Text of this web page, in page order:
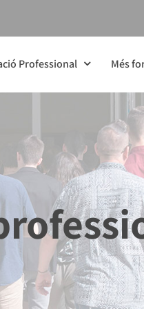
Professional Més